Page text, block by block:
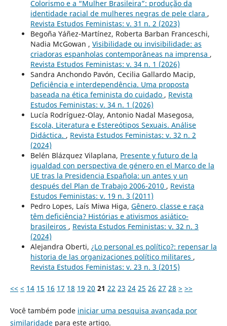
Colorismo e a “Mulher Brasileira”: produção da
identidade racial de mulheres negras de pele clara ,
Revista Estudos Feministas: v. 31 n. 2 (2023)
Begoña Yáñez-Martínez, Roberta Barban Franceschi,
Nadia McGowan , Visibilidade ou invisibilidade: as
criadoras espanholas contemporâneas na imprensa ,
Revista Estudos Feministas: v. 34 n. 1 (2026)
Sandra Anchondo Pavón, Cecilia Gallardo Macip,
Deficiência e interdependência. Uma proposta
baseada na ética feminista do cuidado , Revista
Estudos Feministas: v. 34 n. 1 (2026)
Lucía Rodríguez-Olay, Antonio Nadal Masegosa,
Escola, Literatura e Estereótipos Sexuais. Análise
Didáctica. , Revista Estudos Feministas: v. 32 n. 2
(2024)
Belén Blázquez Vilaplana, Presente y futuro de la
igualdad con perspectiva de género en el Marco de la
UE tras la Presidencia Española: un antes y un
después del Plan de Trabajo 2006-2010 , Revista
Estudos Feministas: v. 19 n. 3 (2011)
Pedro Lopes, Laís Miwa Higa, Gênero, classe e raça
têm deficiência? Histórias e ativismos asiático-
brasileiros , Revista Estudos Feministas: v. 32 n. 3
(2024)
Alejandra Oberti, ¿Lo personal es político?: repensar la
historia de las organizaciones político militares ,
Revista Estudos Feministas: v. 23 n. 3 (2015)
<< < 14 15 16 17 18 19 20 21 22 23 24 25 26 27 28 > >>
Você também pode iniciar uma pesquisa avançada por
similaridadepara este artigo.